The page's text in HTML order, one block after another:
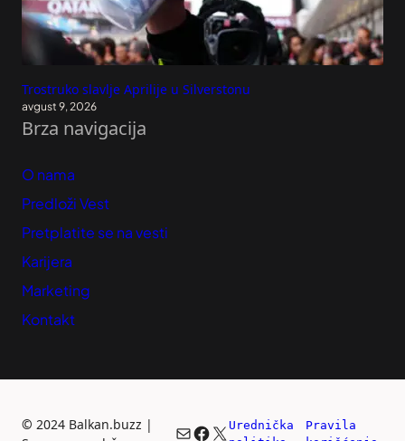
Trostruko slavlje Aprilije u Silverstonu
avgust 9, 2026
Brza navigacija
O nama
Predloži Vest
Pretplatite se na vesti
Karijera
Marketing
Kontakt
© 2024 Balkan.buzz |
Mail
Facebook
X Urednička
Pravila